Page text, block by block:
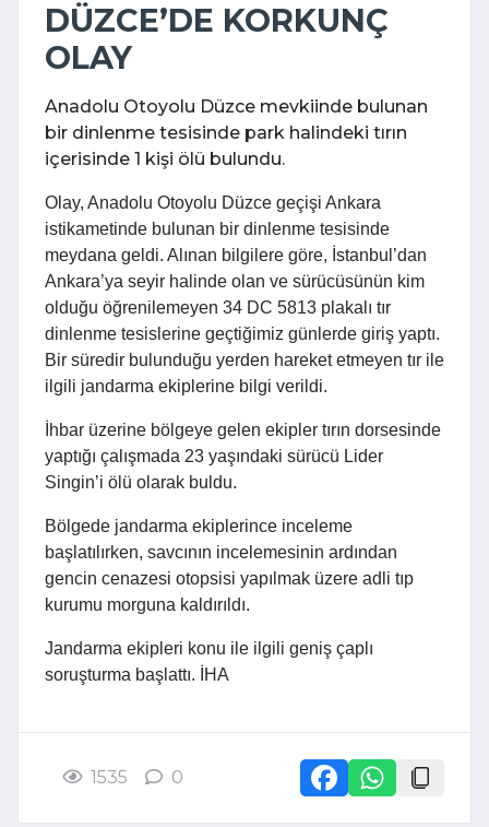
DÜZCE’DE KORKUNÇ
OLAY
Anadolu Otoyolu Düzce mevkiinde bulunan
bir dinlenme tesisinde park halindeki tırın
içerisinde 1 kişi ölü bulundu.
Olay, Anadolu Otoyolu Düzce geçişi Ankara
istikametinde bulunan bir dinlenme tesisinde
meydana geldi. Alınan bilgilere göre, İstanbul’dan
Ankara’ya seyir halinde olan ve sürücüsünün kim
olduğu öğrenilemeyen 34 DC 5813 plakalı tır
dinlenme tesislerine geçtiğimiz günlerde giriş yaptı.
Bir süredir bulunduğu yerden hareket etmeyen tır ile
ilgili jandarma ekiplerine bilgi verildi.
İhbar üzerine bölgeye gelen ekipler tırın dorsesinde
yaptığı çalışmada 23 yaşındaki sürücü Lider
Singin’i ölü olarak buldu.
Bölgede jandarma ekiplerince inceleme
başlatılırken, savcının incelemesinin ardından
gencin cenazesi otopsisi yapılmak üzere adli tıp
kurumu morguna kaldırıldı.
Jandarma ekipleri konu ile ilgili geniş çaplı
soruşturma başlattı. İHA
1535 0